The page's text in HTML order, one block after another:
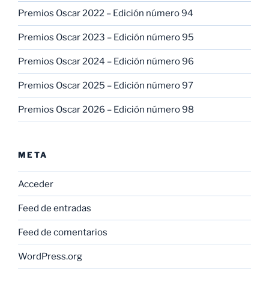
Premios Oscar 2022 – Edición número 94
Premios Oscar 2023 – Edición número 95
Premios Oscar 2024 – Edición número 96
Premios Oscar 2025 – Edición número 97
Premios Oscar 2026 – Edición número 98
META
Acceder
Feed de entradas
Feed de comentarios
WordPress.org